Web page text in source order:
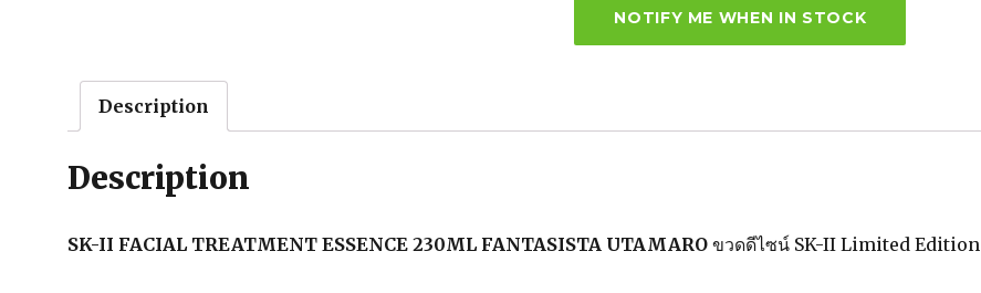
b
o
k
r
st
Description
Description
SK-II FACIAL TREATMENT ESSENCE 230ML FANTASISTA UTAMARO ขวดดีไซน์ SK-II Limited Edition